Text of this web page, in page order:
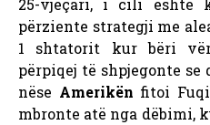
25-vjeçari, i cili është
përziente strategji me
1 shtatorit kur bëri
përpiqej të shpjegonte
nëse Amerikën fitoi
mbronte atë nga dëbimi,